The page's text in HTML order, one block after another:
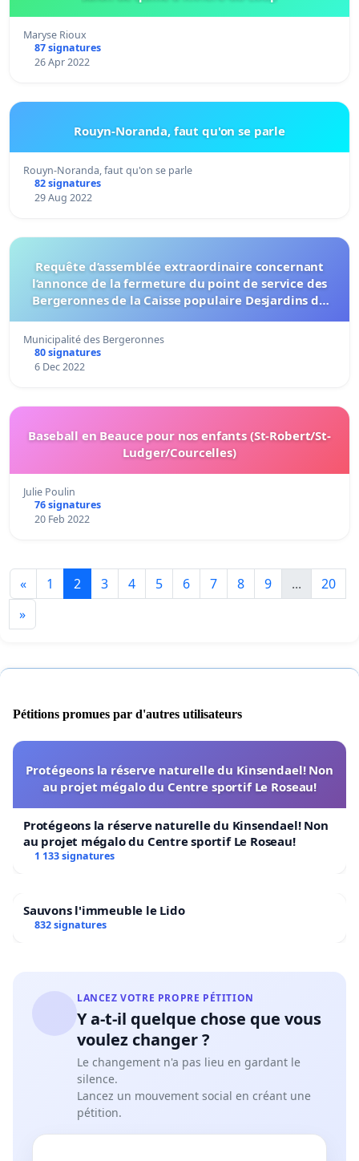
Maryse Rioux
87 signatures
26 Apr 2022
Rouyn-Noranda, faut qu'on se parle
Rouyn-Noranda, faut qu'on se parle
82 signatures
29 Aug 2022
Requête d’assemblée extraordinaire concernant
l’annonce de la fermeture du point de service des
Bergeronnes de la Caisse populaire Desjardins du
Municipalité des Bergeronnes
80 signatures
6 Dec 2022
Baseball en Beauce pour nos enfants (St-Robert/St-
Ludger/Courcelles)
Julie Poulin
76 signatures
20 Feb 2022
« 1 2 3 4 5 6 7 8 9 ...
20
»
Pétitions promues par d'autres utilisateurs
Protégeons la réserve naturelle du Kinsendael! Non
au projet mégalo du Centre sportif Le Roseau!
Protégeons la réserve naturelle du Kinsendael! Non
au projet mégalo du Centre sportif Le Roseau!
1 133 signatures
Sauvons l'immeuble le Lido
832 signatures
LANCEZ VOTRE PROPRE PÉTITION
Y a-t-il quelque chose que vous
voulez changer ?
Le changement n'a pas lieu en gardant le
silence.
Lancez un mouvement social en créant une
pétition.